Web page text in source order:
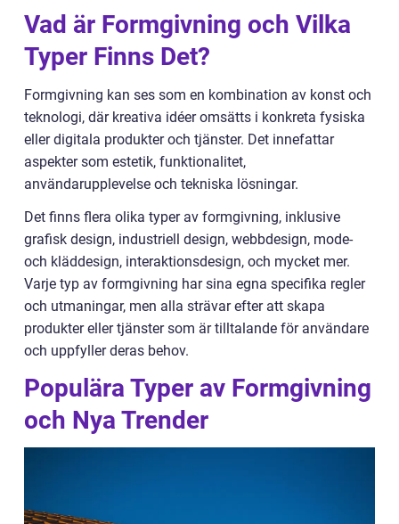
Vad är Formgivning och Vilka
Typer Finns Det?
Formgivning kan ses som en kombination av konst och
teknologi, där kreativa idéer omsätts i konkreta fysiska
eller digitala produkter och tjänster. Det innefattar
aspekter som estetik, funktionalitet,
användarupplevelse och tekniska lösningar.
Det finns flera olika typer av formgivning, inklusive
grafisk design, industriell design, webbdesign, mode-
och kläddesign, interaktionsdesign, och mycket mer.
Varje typ av formgivning har sina egna specifika regler
och utmaningar, men alla strävar efter att skapa
produkter eller tjänster som är tilltalande för användare
och uppfyller deras behov.
Populära Typer av Formgivning
och Nya Trender